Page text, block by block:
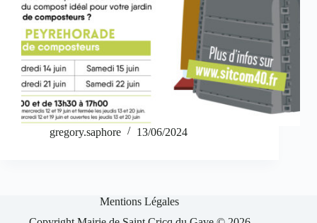
gregory.saphore 13/06/2024
Mentions Légales